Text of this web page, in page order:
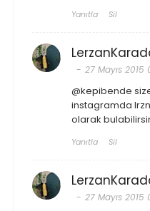
Yanıtla Sil
27 Mayıs 2015
@kepibende
instagramda
olarak
Yanıtla Sil
27 Mayıs 2015